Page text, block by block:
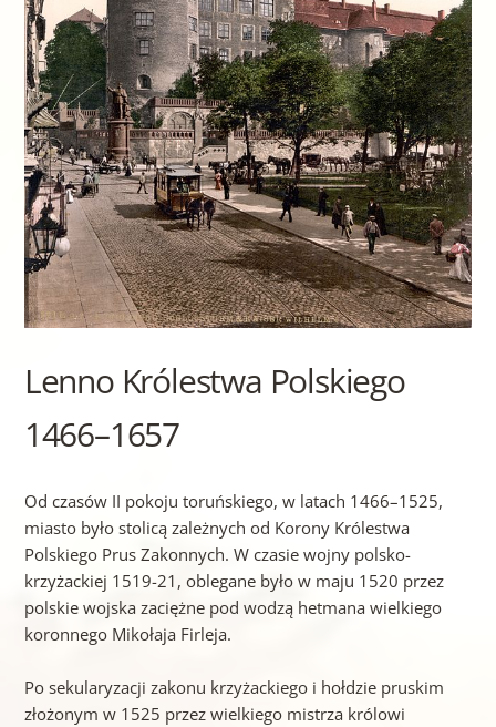
Lenno Królestwa Polskiego
1466–1657
Od czasów II pokoju toruńskiego, w latach 1466–1525,
miasto było stolicą zależnych od Korony Królestwa
Polskiego Prus Zakonnych. W czasie wojny polsko-
krzyżackiej 1519-21, oblegane było w maju 1520 przez
polskie wojska zaciężne pod wodzą hetmana wielkiego
koronnego Mikołaja Firleja.
Po sekularyzacji zakonu krzyżackiego i hołdzie pruskim
złożonym w 1525 przez wielkiego mistrza królowi